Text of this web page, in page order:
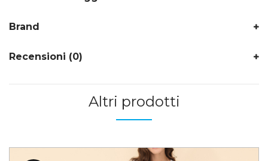
Brand
Recensioni (0)
Altri prodotti